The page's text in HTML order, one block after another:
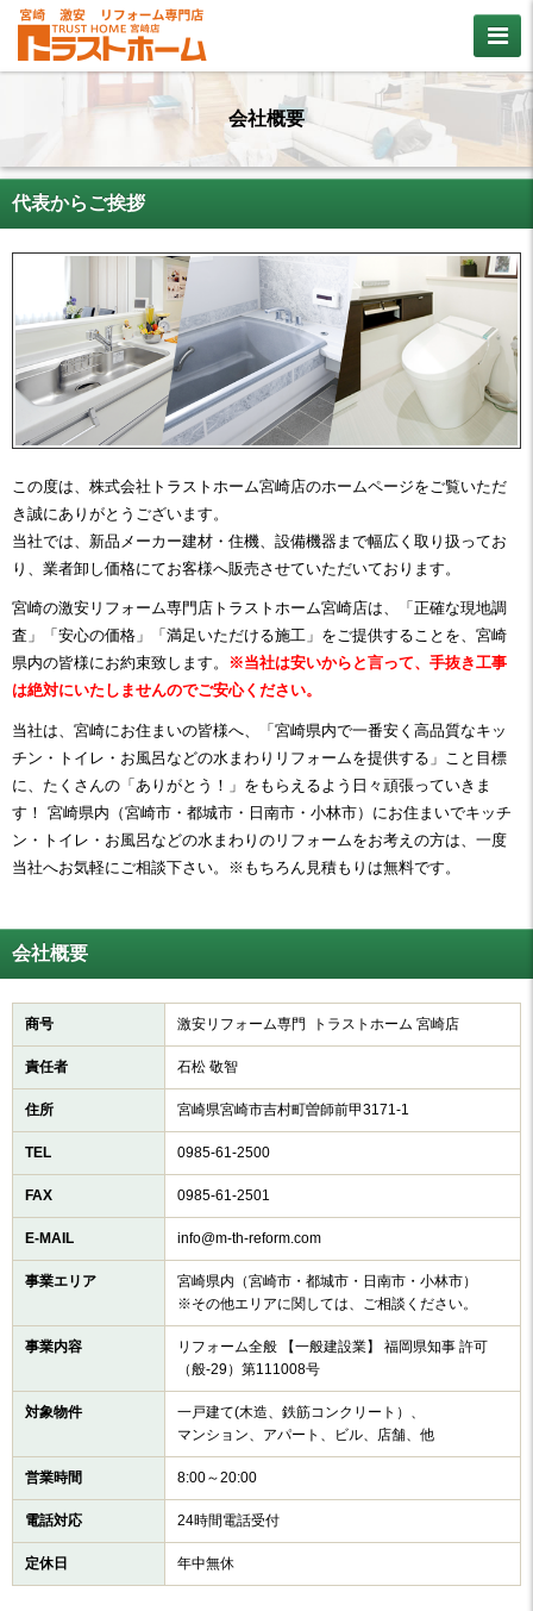
会社概要
代表からご挨拶
この度は、株式会社トラストホーム宮崎店のホームページをご覧いただ
き誠にありがとうございます。
当社では、新品メーカー建材・住機、設備機器まで幅広く取り扱ってお
り、業者卸し価格にてお客様へ販売させていただいております。
宮崎の激安リフォーム専門店トラストホーム宮崎店は、「正確な現地調
査」「安心の価格」「満足いただける施工」をご提供することを、宮崎
県内の皆様にお約束致します。
※当社は安いからと言って、手抜き工事
は絶対にいたしませんのでご安心ください。
当社は、宮崎にお住まいの皆様へ、「宮崎県内で一番安く高品質なキッ
チン・トイレ・お風呂などの水まわりリフォームを提供する」こと目標
に、たくさんの「ありがとう！」をもらえるよう日々頑張っていきま
す！ 宮崎県内（宮崎市・都城市・日南市・小林市）にお住まいでキッチ
ン・トイレ・お風呂などの水まわりのリフォームをお考えの方は、一度
当社へお気軽にご相談下さい。※もちろん見積もりは無料です。
会社概要
商号 激安リフォーム専門 トラストホーム 宮崎店
責任者 石松 敬智
住所 宮崎県宮崎市吉村町曽師前甲3171-1
TEL 0985-61-2500
FAX 0985-61-2501
E-MAIL info@m-th-reform.com
事業エリア
宮崎県内（宮崎市・都城市・日南市・小林市）
※その他エリアに関しては、ご相談ください。
事業内容
リフォーム全般 【一般建設業】 福岡県知事 許可
（般-29）第111008号
対象物件
一戸建て(木造、鉄筋コンクリート）、
マンション、アパート、ビル、店舗、他
営業時間 8:00～20:00
電話対応 24時間電話受付
定休日 年中無休